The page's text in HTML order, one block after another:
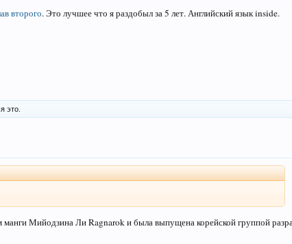
второго. Это лучшее что я раздобыл за 5 лет. Английский язык inside.
это.
манги Мийодзина Ли Ragnarok и была выпущена корейской группой